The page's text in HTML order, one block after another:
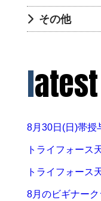
その他
latest
8月30日(日)帯授
トライフォース
トライフォース
8月のビギナー